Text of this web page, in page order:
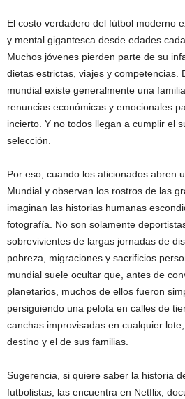
El costo verdadero del fútbol moderno
y mental gigantesca desde edades
Muchos jóvenes pierden parte de su
dietas estrictas, viajes y competencias.
mundial existe generalmente una
renuncias económicas y emocionales
incierto. Y no todos llegan a cumplir el
selección.
Por eso, cuando los aficionados abren
Mundial y observan los rostros de las
imaginan las historias humanas
fotografía. No son solamente
sobrevivientes de largas jornadas de
pobreza, migraciones y sacrificios
mundial suele ocultar que, antes de
planetarios, muchos de ellos fueron
persiguiendo una pelota en calles de
canchas improvisadas en cualquier
destino y el de sus familias.
Sugerencia, si quiere saber la historia
futbolistas, las encuentra en Netflix,